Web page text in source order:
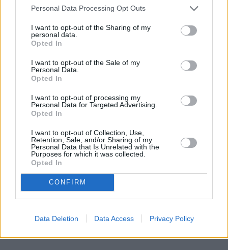
Personal Data Processing Opt Outs
I want to opt-out of the Sharing of my
personal data.
Opted In
I want to opt-out of the Sale of my
Personal Data.
Opted In
I want to opt-out of processing my
Personal Data for Targeted Advertising.
Opted In
I want to opt-out of Collection, Use,
Retention, Sale, and/or Sharing of my
Personal Data that Is Unrelated with the
Purposes for which it was collected.
Opted In
CONFIRM
Data Deletion Data Access Privacy Policy
I Comuni che hanno presentato i progetti sono: Medicina, Castello
D’Argile, San Giovanni in Persiceto e Calderara di Reno in provincia
di Bologna; Cento e Copparo (Ferrara); Modigliana, Savignano sul
Rubicone, San Mauro Pascoli, Gatteo, Bagno di Romagna (Forlì-
Cesena); San Prospero e Medolla (Modena); Colorno (Parma);
Bobbio e Villanova sulll’Arda (Piacenza); Gualtieri, Scandiano,